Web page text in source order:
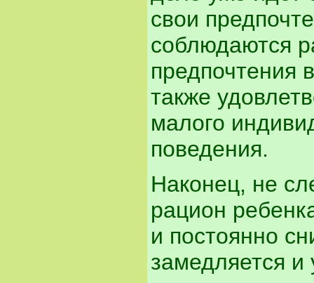
свои
соблюдаются
предпочтения
также
малого
поведения.
Наконец, не
рацион
и постоянно
замедляется